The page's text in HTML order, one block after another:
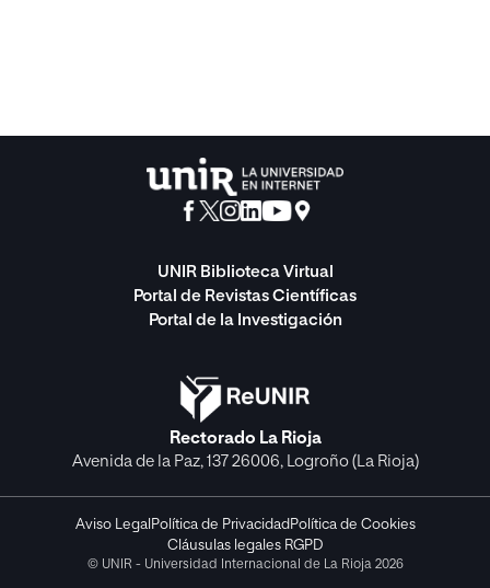
UNIR Biblioteca Virtual
Portal de Revistas Científicas
Portal de la Investigación
Rectorado La Rioja
Avenida de la Paz, 137 26006, Logroño (La Rioja)
Aviso Legal Política de Privacidad Política de Cookies
Cláusulas legales RGPD
© UNIR - Universidad Internacional de La Rioja 2026